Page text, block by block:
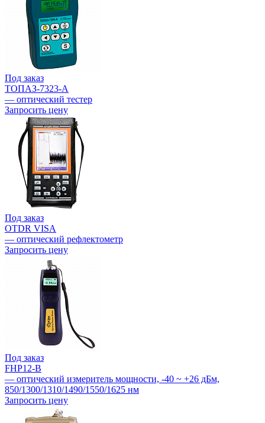
Под заказ
ТОПАЗ-7323-А
— оптический тестер
Запросить цену
Под заказ
OTDR VISA
— оптический рефлектометр
Запросить цену
Под заказ
FHP12-B
— оптический измеритель мощности, -40 ~ +26 дБм,
850/1300/1310/1490/1550/1625 нм
Запросить цену